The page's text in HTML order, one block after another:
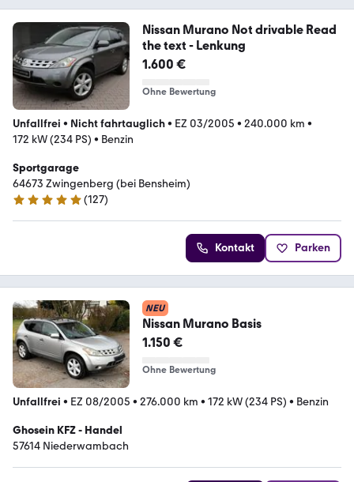
Nissan Murano Not drivable Read
the text - Lenkung
1.600 €
Ohne Bewertung
Unfallfrei • Nicht fahrtauglich• EZ 03/2005 • 240.000 km •
172 kW (234 PS) • Benzin
Sportgarage
64673 Zwingenberg (bei Bensheim)
4.8 Sterne
(127)
Kontakt Parken
NEU
Nissan Murano Basis
1.150 €
Ohne Bewertung
Unfallfrei • EZ 08/2005 • 276.000 km • 172 kW (234 PS) • Benzin
Ghosein KFZ - Handel
57614 Niederwambach